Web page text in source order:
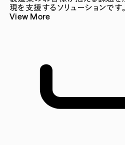
現を支援するソリューションです。
View More